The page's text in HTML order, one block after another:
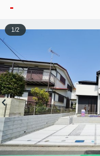
-
1/2